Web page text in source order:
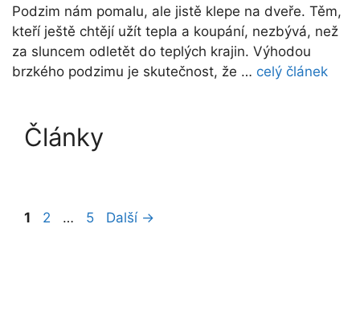
Podzim nám pomalu, ale jistě klepe na dveře. Těm,
kteří ještě chtějí užít tepla a koupání, nezbývá, než
za sluncem odletět do teplých krajin. Výhodou
brzkého podzimu je skutečnost, že … celý článek
Články
Stránka
1 Stránka
2 … Stránka
5 Další →